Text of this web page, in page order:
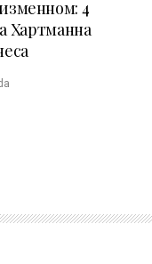
4
Хартманна